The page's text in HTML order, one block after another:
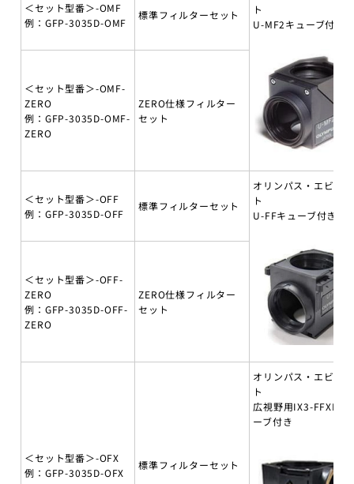
＜セット型番＞-OMF
例：GFP-3035D-OMF
標準フィルターセット
ト
U-MF2キューブ付き
＜セット型番＞-OMF-
ZERO
例：GFP-3035D-OMF-
ZERO
ZERO仕様フィルター
セット
＜セット型番＞-OFF
例：GFP-3035D-OFF
標準フィルターセット
オリンパス・エビデン
ト
U-FFキューブ付き
＜セット型番＞-OFF-
ZERO
例：GFP-3035D-OFF-
ZERO
ZERO仕様フィルター
セット
＜セット型番＞-OFX
例：GFP-3035D-OFX
標準フィルターセット
オリンパス・エビデン
ト
広視野用IX3-FFXLキ
ーブ付き